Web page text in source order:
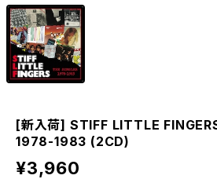
[新入荷] STIFF LITTLE
1978-1983 (2CD)
¥3,960